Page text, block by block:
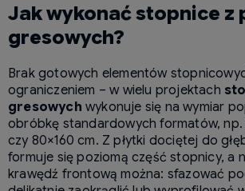
Jak wykonać stopnice z
gresowych?
Brak gotowych elementów
ograniczeniem – w wielu projektach
gresowych wykonuje się na wymiar
obróbkę standardowych formatów, np.
czy 80×160 cm. Z płytki dociętej do
formuje się poziomą część stopnicy, a
krawędź frontową można: sfazować